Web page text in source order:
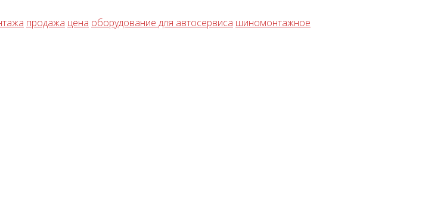
продажа цена оборудование для автосервиса шиномонтажное